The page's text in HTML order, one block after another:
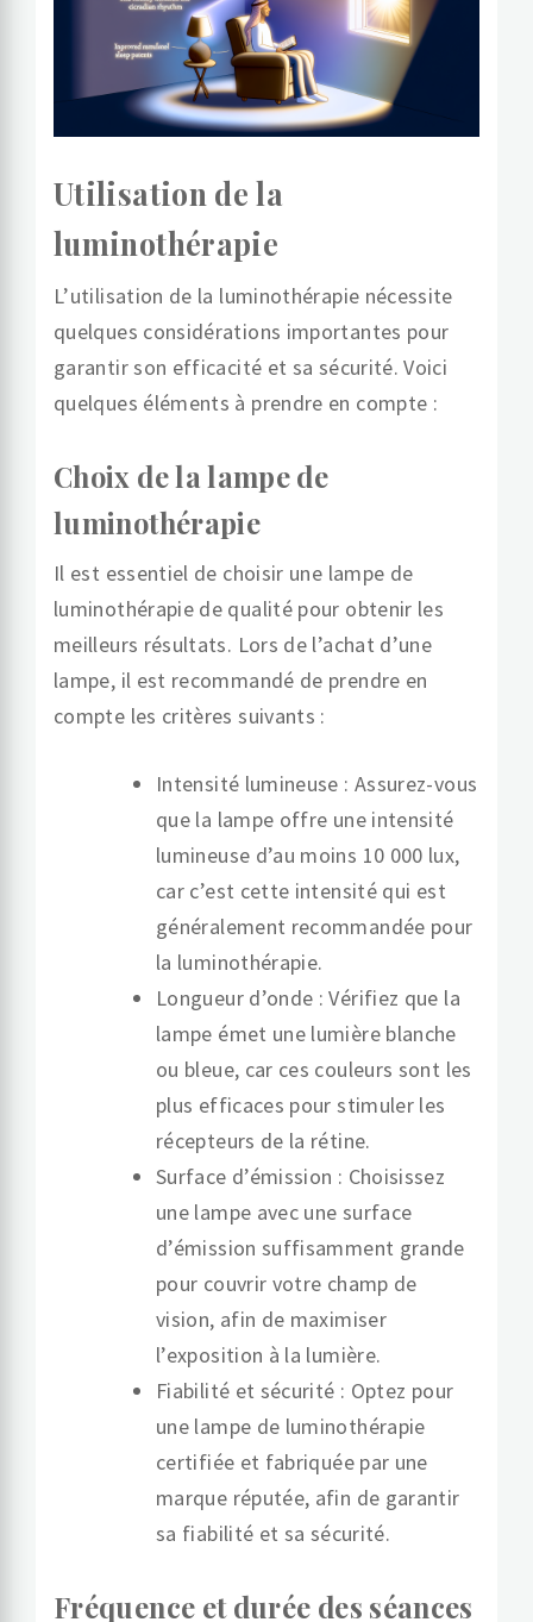
Utilisation de la
luminothérapie
L’utilisation de la luminothérapie nécessite
quelques considérations importantes pour
garantir son efficacité et sa sécurité. Voici
quelques éléments à prendre en compte :
Choix de la lampe de
luminothérapie
Il est essentiel de choisir une lampe de
luminothérapie de qualité pour obtenir les
meilleurs résultats. Lors de l’achat d’une
lampe, il est recommandé de prendre en
compte les critères suivants :
Intensité lumineuse : Assurez-vous
que la lampe offre une intensité
lumineuse d’au moins 10 000 lux,
car c’est cette intensité qui est
généralement recommandée pour
la luminothérapie.
Longueur d’onde : Vérifiez que la
lampe émet une lumière blanche
ou bleue, car ces couleurs sont les
plus efficaces pour stimuler les
récepteurs de la rétine.
Surface d’émission : Choisissez
une lampe avec une surface
d’émission suffisamment grande
pour couvrir votre champ de
vision, afin de maximiser
l’exposition à la lumière.
Fiabilité et sécurité : Optez pour
une lampe de luminothérapie
certifiée et fabriquée par une
marque réputée, afin de garantir
sa fiabilité et sa sécurité.
Fréquence et durée des séances